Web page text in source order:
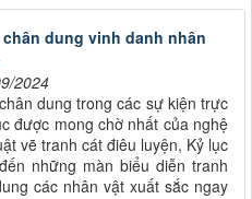
dung vinh danh nhân
2024
dung trong các sự kiện trực
được mong chờ nhất của nghệ
vẽ tranh cát điêu luyện, Kỷ lục
những màn biểu diễn tranh
các nhân vật xuất sắc ngay